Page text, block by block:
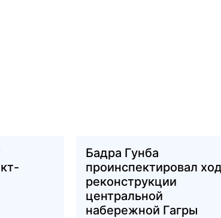
Бадра Гунба
проинспектировал
реконструкции
центральной
набережной Гагры